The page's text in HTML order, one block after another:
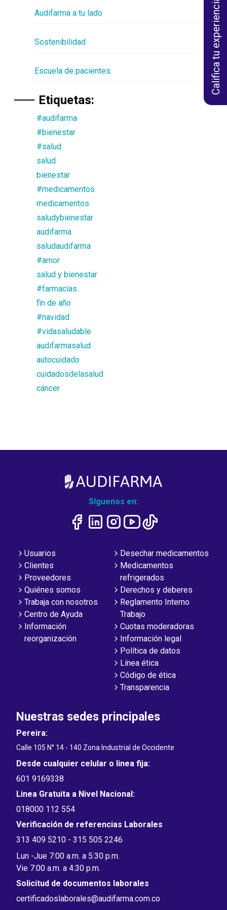
Audifarma a tu lado
Sostenibilidad
Escuela de pacientes
Etiquetas:
#audifarma
#bienestar
#salud
salud
bienestar
#medicamentos
medicamentos
saludybienestar
audifarma
saludaudifarma
#amor
salud y bienestar
#farmacias
fin de año
#navidad
#vidasaludable
audifarmasalud
autocuidado
cuidadosdelasalud
cáncer
Síguenos en:
Usuarios
Clientes
Proveedores
Quiénes somos
Trabaja con nosotros
Centro de Ayuda
Información
reorganización
Desechar medicamentos
Medicamentos
refrigerados
Derechos y deberes
Reglamento Interno
Trabajo
Cuotas moderadoras
Información legal
Política de datos
Línea ética
Código de ética
Transparencia
Nuestras sedes principales
Pereira:
Calle 105 N° 14 - 140 Zona Industrial de Occidente
Desde cualquier celular o linea fija:
601 9169338
Linea Gratuita a Nivel Nacional:
018000 112 554
Verificación de referencias Laborales
313 409 5210 - 315 505 2246
Lun -Jue 7:00 a.m. a 5:30 p.m.
Vie 7:00 a.m. a 4:30 p.m.
Solicitud de documentos laborales
certificadoslaborales@audifarma.com.co
Califica tu experiencia